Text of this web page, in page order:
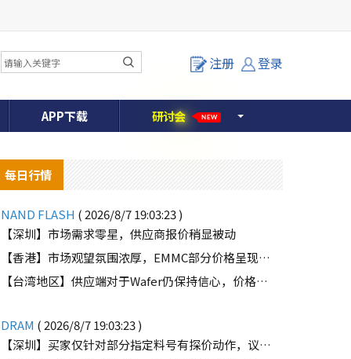
注册 登录
APP下载 研讨会 NEW
每日行情
NAND FLASH ( 2026/8/7 19:03:23 )
【深圳】市场需求零星，供应商报价稍显被动
【香港】市场观望氛围浓厚，EMMC部分价格呈现下滑趋势
【台湾地区】供应端对于Wafer仍保持信心，价格微幅上扬且惜售态度不变
DRAM ( 2026/8/7 19:03:23 )
【深圳】买家仅针对部分指定料号有探价动作，议价动作有所减少